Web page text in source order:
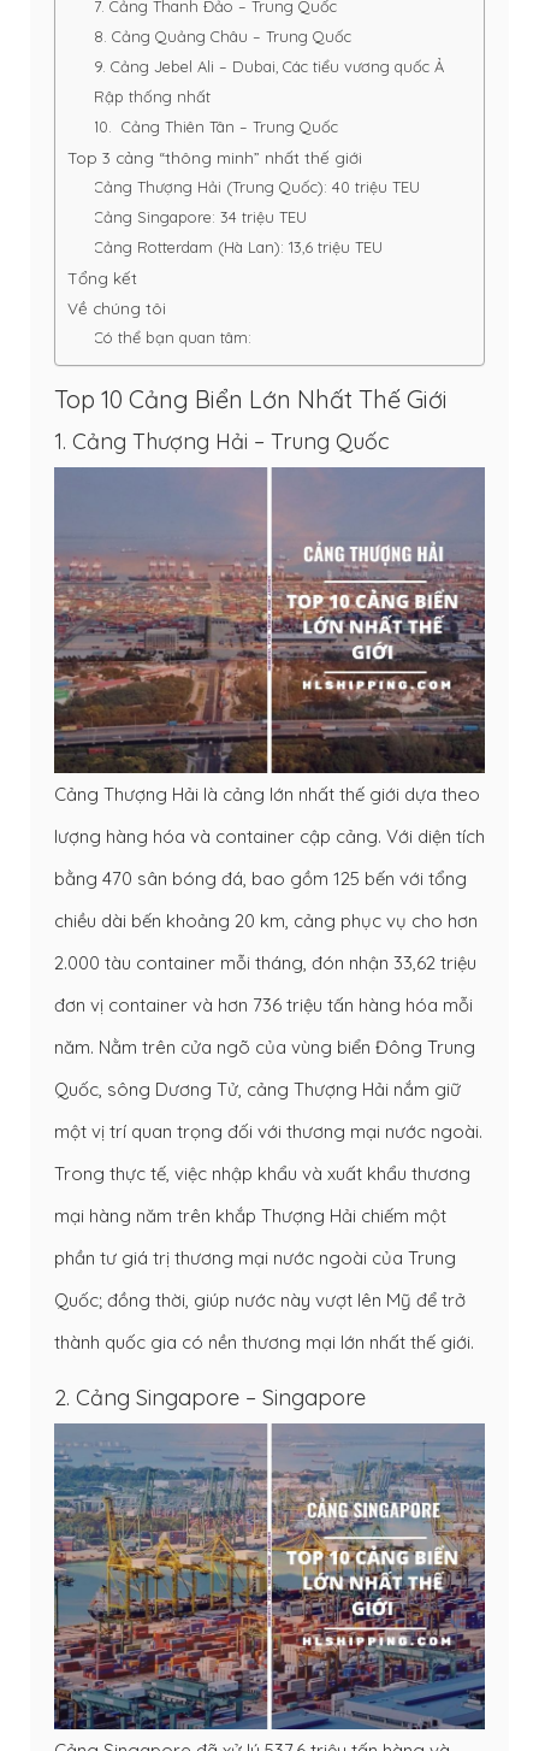
7. Cảng Thanh Đảo – Trung Quốc
8. Cảng Quảng Châu – Trung Quốc
9. Cảng Jebel Ali – Dubai, Các tiểu vương quốc Ả
Rập thống nhất
10. Cảng Thiên Tân – Trung Quốc
Top 3 cảng “thông minh” nhất thế giới
Cảng Thượng Hải (Trung Quốc): 40 triệu TEU
Cảng Singapore: 34 triệu TEU
Cảng Rotterdam (Hà Lan): 13,6 triệu TEU
Tổng kết
Về chúng tôi
Có thể bạn quan tâm:
Top 10 Cảng Biển Lớn Nhất Thế Giới
1. Cảng Thượng Hải – Trung Quốc
Cảng Thượng Hải là cảng lớn nhất thế giới dựa theo
lượng hàng hóa và container cập cảng. Với diện tích
bằng 470 sân bóng đá, bao gồm 125 bến với tổng
chiều dài bến khoảng 20 km, cảng phục vụ cho hơn
2.000 tàu container mỗi tháng, đón nhận 33,62 triệu
đơn vị container và hơn 736 triệu tấn hàng hóa mỗi
năm. Nằm trên cửa ngõ của vùng biển Đông Trung
Quốc, sông Dương Tử, cảng Thượng Hải nắm giữ
một vị trí quan trọng đối với thương mại nước ngoài.
Trong thực tế, việc nhập khẩu và xuất khẩu thương
mại hàng năm trên khắp Thượng Hải chiếm một
phần tư giá trị thương mại nước ngoài của Trung
Quốc; đồng thời, giúp nước này vượt lên Mỹ để trở
thành quốc gia có nền thương mại lớn nhất thế giới.
2. Cảng Singapore – Singapore